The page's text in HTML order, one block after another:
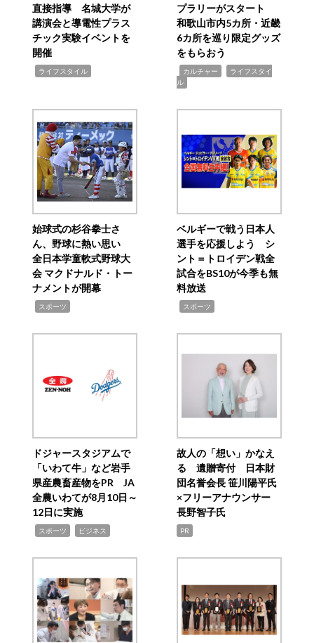
直接指導 名城大学が
講演会と導電性プラス
チック実験イベントを
開催
ライフスタイル
プラリーがスタート
和歌山市内5カ所・近畿
6カ所を巡り限定グッズ
をもらおう
カルチャー
ライフスタイ
ル
始球式の杉谷拳士さ
ん、野球に熱い思い
全日本学童軟式野球大
会 マクドナルド・トー
ナメントが開幕
スポーツ
ベルギーで戦う日本人
選手を応援しよう シ
ント＝トロイデン戦全
試合をBS10が今季も無
料放送
スポーツ
ドジャースタジアムで
「いわて牛」など岩手
県産農畜産物をPR JA
全農いわてが8月10日～
12日に実施
スポーツ ビジネス
故人の「想い」かなえ
る 遺贈寄付 日本財
団名誉会長 笹川陽平氏
×フリーアナウンサー
長野智子氏
PR